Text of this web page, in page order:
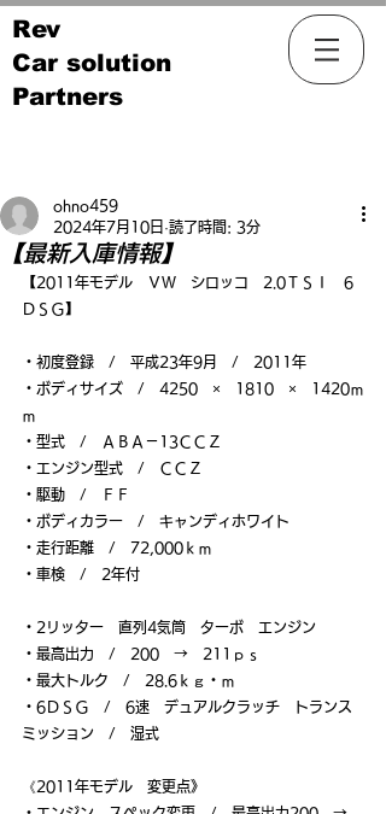
Rev
Car solution
Partners
【最新入庫情報】
ohno459
2024年7月10日 読了時間: 3分
【2011年モデル　ＶＷ　シロッコ　2.0ＴＳＩ　6
ＤＳＧ】
・初度登録　/　平成23年9月　/　2011年
・ボディサイズ　/　4250　×　1810　×　1420ｍ
ｍ
・型式　/　ＡＢＡ－13ＣＣＺ
・エンジン型式　/　ＣＣＺ
・駆動　/　ＦＦ
・ボディカラー　/　キャンディホワイト
・走行距離　/　72,000ｋｍ
・車検　/　2年付
・2リッター　直列4気筒　ターボ　エンジン
・最高出力　/　200　→　211ｐｓ
・最大トルク　/　28.6ｋｇ・ｍ
・6ＤＳＧ　/　6速　デュアルクラッチ　トランス
ミッション　/　湿式
《2011年モデル　変更点》